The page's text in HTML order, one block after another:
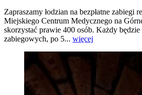
Zapraszamy łodzian na bezpłatne zabiegi
Miejskiego Centrum Medycznego na
skorzystać prawie 400 osób. Każdy
zabiegowych, po 5... więcej